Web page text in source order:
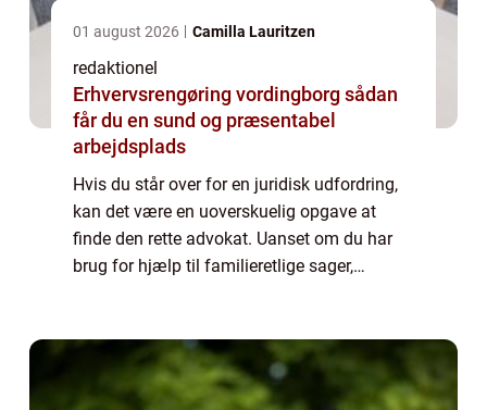
01 august 2026 Camilla Lauritzen
redaktionel
Erhvervsrengøring vordingborg sådan
får du en sund og præsentabel
arbejdsplads
Hvis du står over for en juridisk udfordring,
kan det være en uoverskuelig opgave at
finde den rette advokat. Uanset om du har
brug for hjælp til familieretlige sager,